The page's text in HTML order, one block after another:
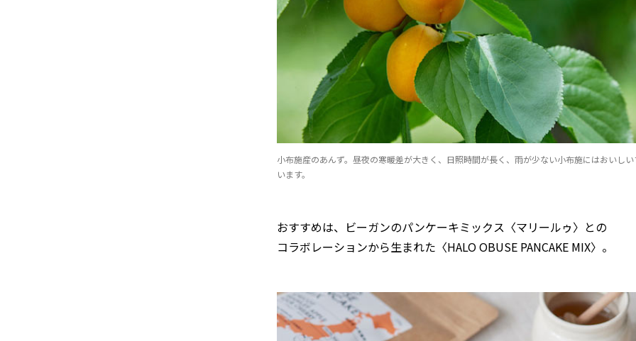
小布施産のあんず。昼夜の寒暖差が大きく、日照時間が長く、雨が少ない小布施にはおいし
います。
おすすめは、ビーガンのパンケーキミックス〈マリールゥ〉との
コラボレーションから生まれた〈HALO OBUSE PANCAKE MIX〉。